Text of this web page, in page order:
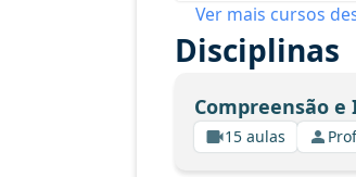
Ver mais cursos
Disciplinas
Compreensão
15 aulas